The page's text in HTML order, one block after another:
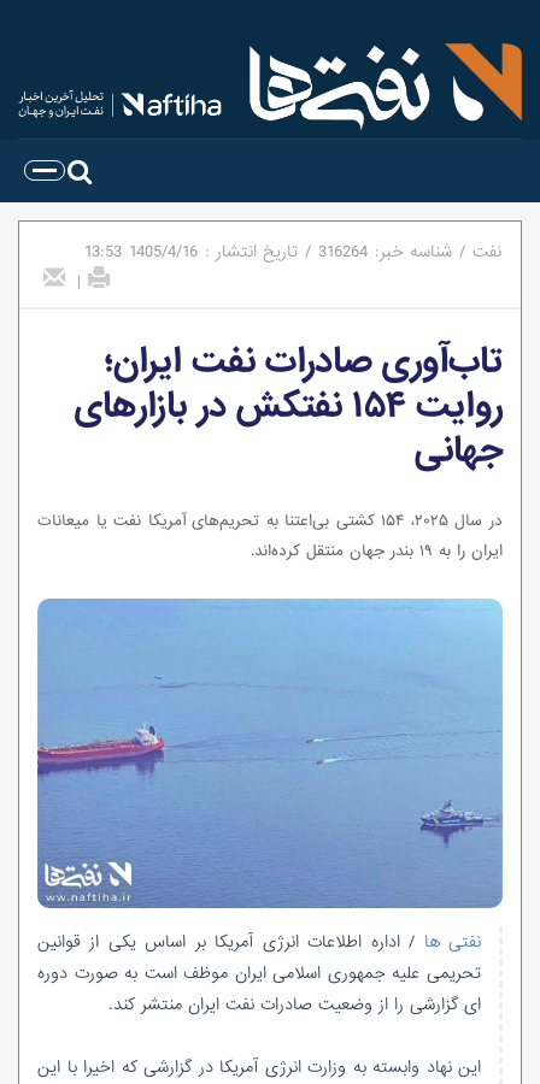
نفت / شناسه خبر: 316264
/ تاریخ انتشار : 1405/4/16
13:53
|
تاب‌آوری صادرات نفت ایران؛
روایت ۱۵۴ نفتکش در بازارهای
جهانی
در سال ۲۰۲۵، ۱۵۴ کشتی بی‌اعتنا به تحریم‌های آمریکا نفت یا میعانات
ایران را به ۱۹ بندر جهان منتقل کرده‌اند.
نفتی ها / اداره اطلاعات انرژی آمریکا بر اساس یکی از قوانین
تحریمی علیه جمهوری اسلامی ایران موظف است به صورت دوره
ای گزارشی را از وضعیت صادرات نفت ایران منتشر کند.
این نهاد وابسته به وزارت انرژی آمریکا در گزارشی که اخیرا با این